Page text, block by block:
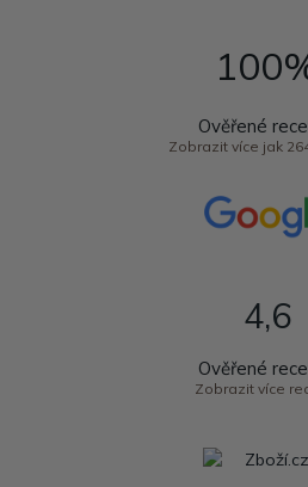
Ověřené
Zobrazit více jak
4,6
Ověřené
Zobrazit více